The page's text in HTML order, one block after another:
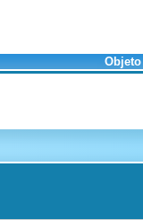
Objeto